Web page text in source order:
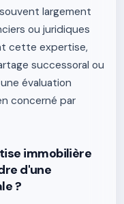
largement
ou juridiques
cette expertise,
successoral ou
évaluation
concerné par
immobilière
d'une
?